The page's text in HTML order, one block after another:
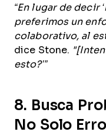
“En lugar de decir
preferimos un
colaborativo, al
dice Stone.
esto?’”
8. Busca
No Solo